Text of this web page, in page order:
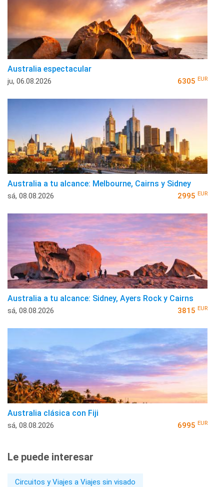
Australia espectacular
ju, 06.08.2026 6305 EUR
Australia a tu alcance: Melbourne, Cairns y Sidney
sá, 08.08.2026 2995 EUR
Australia a tu alcance: Sidney, Ayers Rock y Cairns
sá, 08.08.2026 3815 EUR
Australia clásica con Fiji
sá, 08.08.2026 6995 EUR
Le puede interesar
Circuitos y Viajes a Viajes sin visado